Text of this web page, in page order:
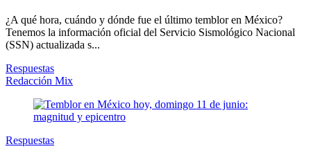
¿A qué hora, cuándo y dónde fue el último temblor en México?
Tenemos la información oficial del Servicio Sismológico Nacional
(SSN) actualizada s...
Respuestas
Redacción Mix
Respuestas